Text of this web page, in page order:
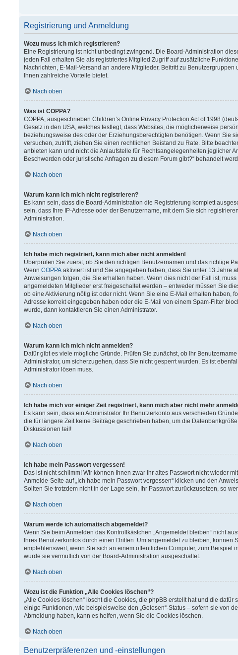
Registrierung und Anmeldung
Wozu muss ich mich registrieren?
Eine Registrierung ist nicht unbedingt zwingend. Die Board-Administration
jeden Fall erhalten Sie als registriertes Mitglied Zugriff auf zusätzliche
Nachrichten, E-Mail-Versand an andere Mitglieder, Beitritt zu
Ihnen zahlreiche Vorteile bietet.
Nach oben
Was ist COPPA?
COPPA, ausgeschrieben Children’s Online Privacy Protection Act of 1998
Gesetz in den USA, welches festlegt, dass Websites, die möglicherweise
beziehungsweise des oder der Erziehungsberechtigten benötigen. Wenn Sie
versuchen, zutrifft, ziehen Sie einen rechtlichen Beistand zu Rate. Bitte
anbieten kann und nicht die Anlaufstelle für Rechtsangelegenheiten jeglicher
Beschwerden oder juristische Anfragen zu diesem Forum gibt?“ behandelt
Nach oben
Warum kann ich mich nicht registrieren?
Es kann sein, dass die Board-Administration die Registrierung komplett
sein, dass Ihre IP-Adresse oder der Benutzername, mit dem Sie sich
Administration.
Nach oben
Ich habe mich registriert, kann mich aber nicht anmelden!
Überprüfen Sie zuerst, ob Sie den richtigen Benutzernamen und das richtige
Wenn COPPA aktiviert ist und Sie angegeben haben, dass Sie unter 13 Jahre
Anweisungen folgen, die Sie erhalten haben. Wenn dies nicht der Fall ist,
angemeldeten Mitglieder erst freigeschaltet werden – entweder müssen Sie
ob eine Aktivierung nötig ist oder nicht. Wenn Sie eine E-Mail erhalten haben,
Adresse korrekt eingegeben haben oder die E-Mail von einem Spam-Filter
wurde, dann kontaktieren Sie einen Administrator.
Nach oben
Warum kann ich mich nicht anmelden?
Dafür gibt es viele mögliche Gründe. Prüfen Sie zunächst, ob Ihr
Administrator, um sicherzugehen, dass Sie nicht gesperrt wurden. Es ist
Administrator lösen muss.
Nach oben
Ich habe mich vor einiger Zeit registriert, kann mich aber nicht mehr
Es kann sein, dass ein Administrator Ihr Benutzerkonto aus verschieden
die für längere Zeit keine Beiträge geschrieben haben, um die
Diskussionen teil!
Nach oben
Ich habe mein Passwort vergessen!
Das ist nicht schlimm! Wir können Ihnen zwar Ihr altes Passwort nicht wieder
Anmelde-Seite auf „Ich habe mein Passwort vergessen“ klicken und den
Sollten Sie trotzdem nicht in der Lage sein, Ihr Passwort zurückzusetzen, so
Nach oben
Warum werde ich automatisch abgemeldet?
Wenn Sie beim Anmelden das Kontrollkästchen „Angemeldet bleiben“ nicht
Ihres Benutzerkontos durch einen Dritten. Um angemeldet zu bleiben,
empfehlenswert, wenn Sie sich an einem öffentlichen Computer, zum Beispiel
wurde sie vermutlich von der Board-Administration ausgeschaltet.
Nach oben
Wozu ist die Funktion „Alle Cookies löschen“?
„Alle Cookies löschen“ löscht die Cookies, die phpBB erstellt hat und die
einige Funktionen, wie beispielsweise den „Gelesen“-Status – sofern sie von
Abmeldung haben, kann es helfen, wenn Sie die Cookies löschen.
Nach oben
Benutzerpräferenzen und -einstellungen